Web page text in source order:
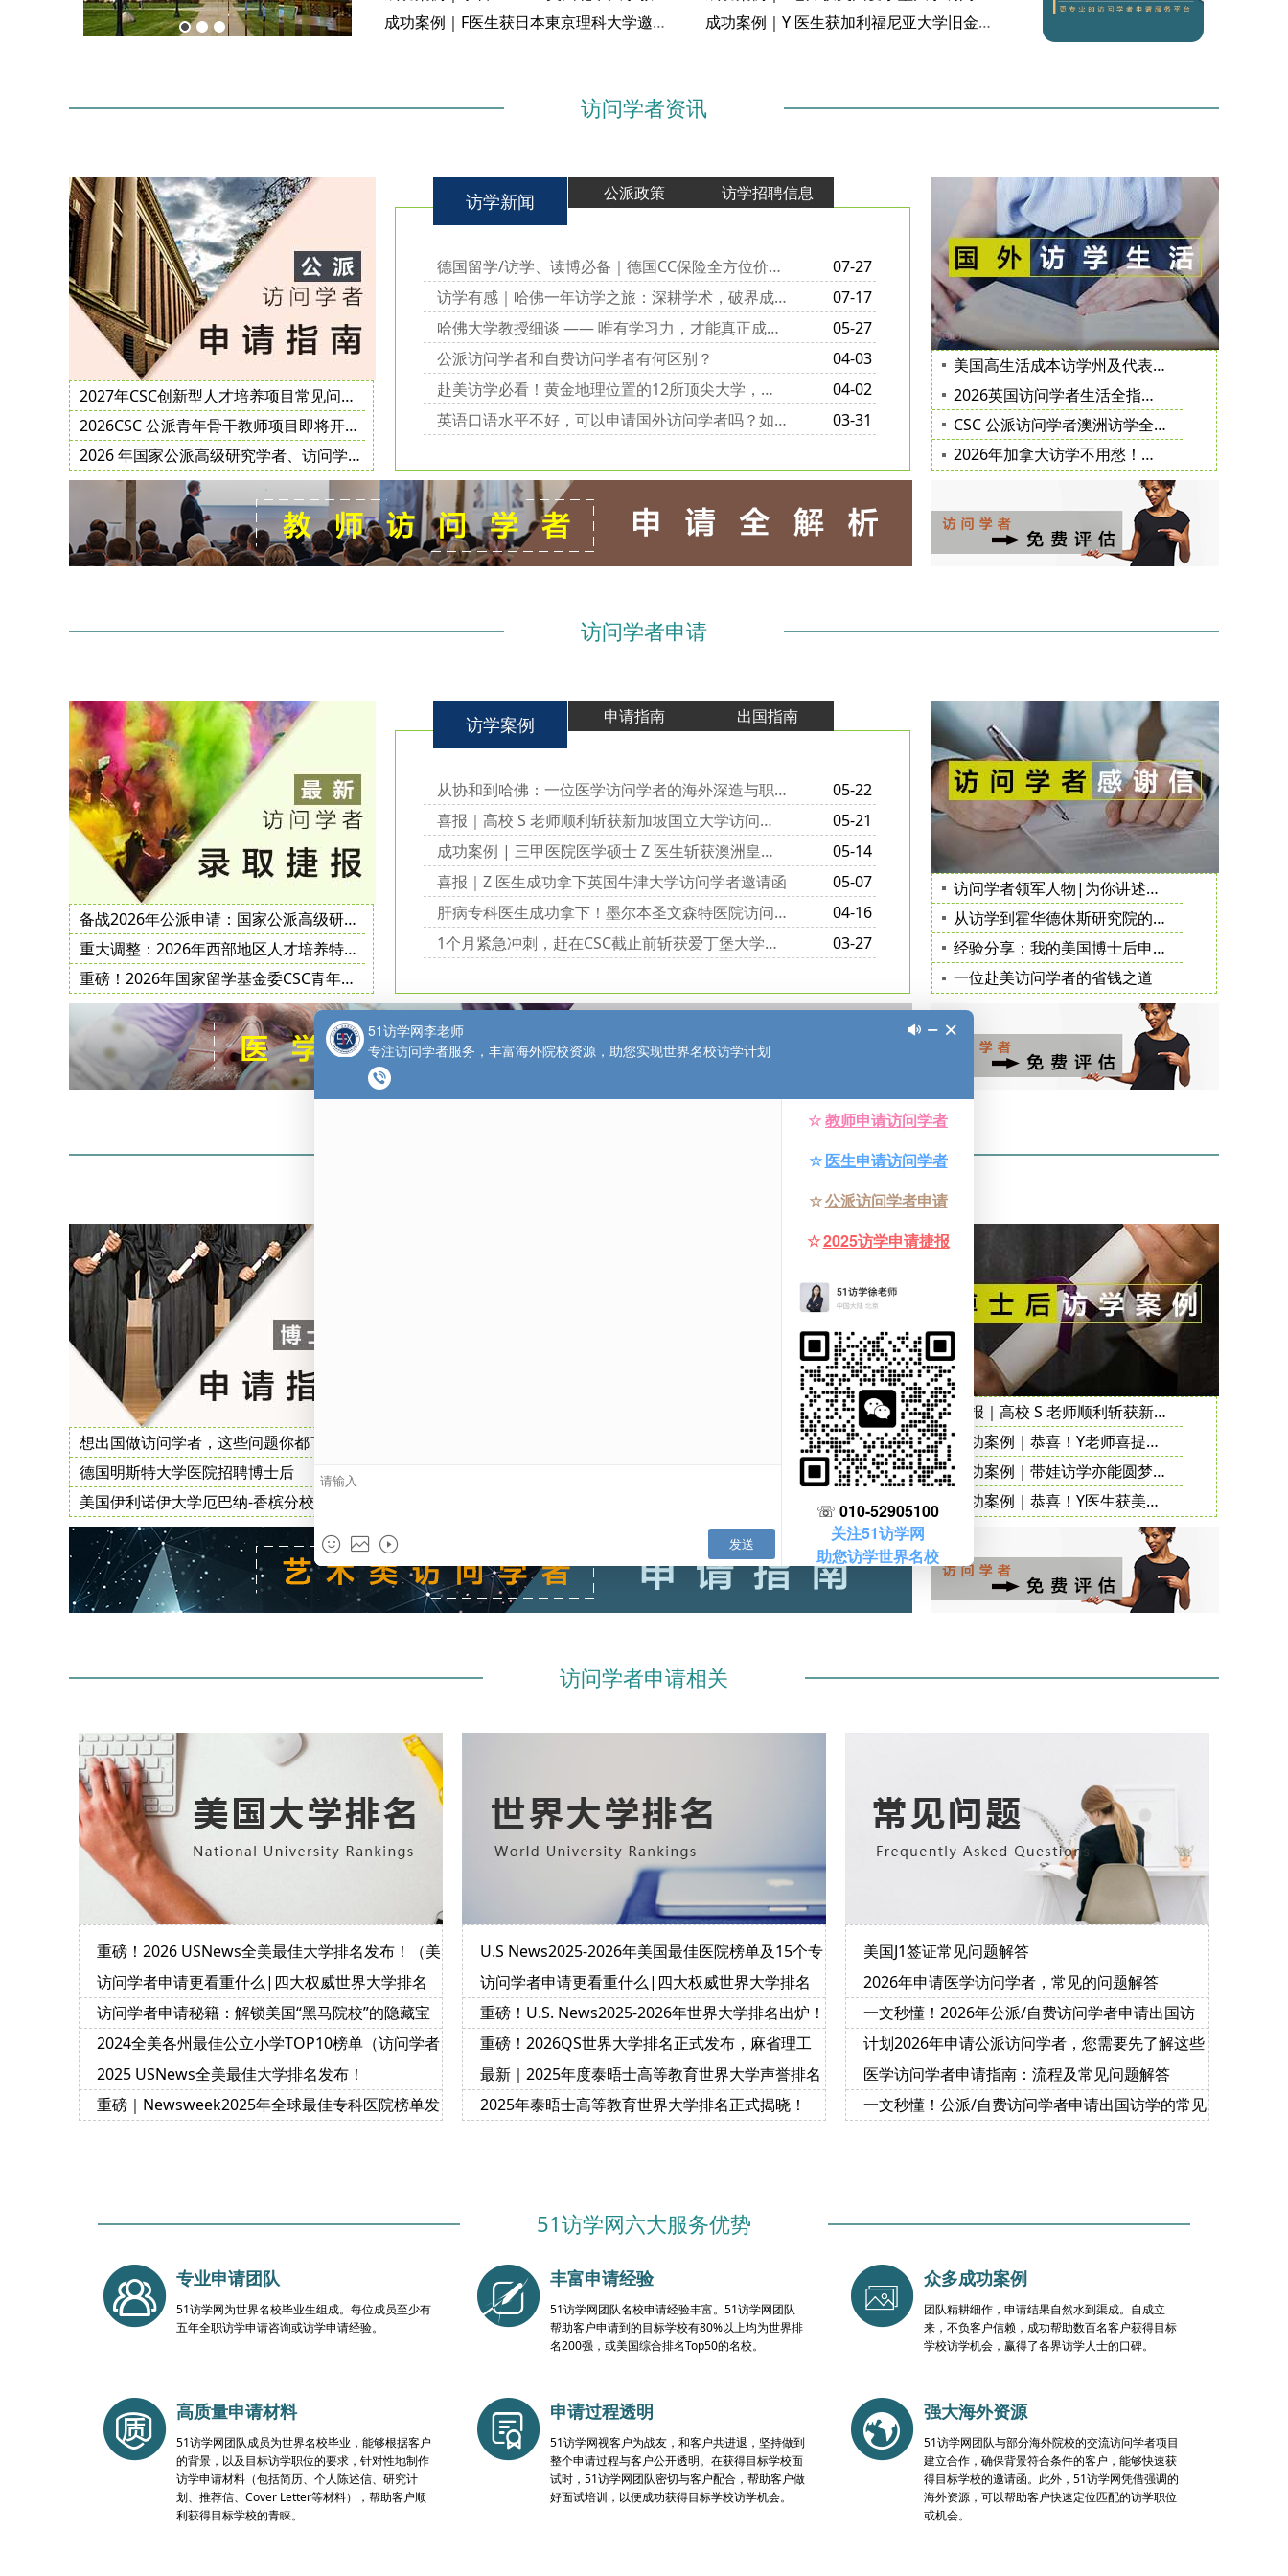
成功案例｜F医生获日本東京理科大学邀请函
成功案例｜Y 医生获加利福尼亚大学旧金山分校邀请函
访问学者资讯
2027年CSC创新型人才培养项目常见问题解答及公派访学邀请函获取指南
2026CSC 公派青年骨干教师项目即将开启，申报要点攻略查收！
2026 年国家公派高级研究学者、访问学者、博士后项目选派规模更新!
访学新闻 公派政策 访学招聘信息
德国留学/访学、读博必备｜德国CC保险全方位价值解析
07-27
访学有感｜哈佛一年访学之旅：深耕学术，破界成长
07-17
哈佛大学教授细谈 —— 唯有学习力，才能真正成为 “顶尖学霸”
05-27
公派访问学者和自费访问学者有何区别？
04-03
赴美访学必看！黄金地理位置的12所顶尖大学，学术与生活双赢
04-02
英语口语水平不好，可以申请国外访问学者吗？如何才能顺利过关？
03-31
美国高生活成本访学州及代表城市、院校汇总（适合访问学者参考）
2026英国访问学者生活全指南（签证、租房、子女入学、保险医疗）
CSC 公派访问学者澳洲访学全攻略（澳洲bupa保险、签证、院校、日常）
2026年加拿大访学不用愁！超全出行指南
访问学者申请
备战2026年公派申请：国家公派高级研究学者、访问学者、博士后项目常见问题解答
重大调整：2026年西部地区人才培养特别项目、地方合作项目地方创新子项目实施办法
重磅！2026年国家留学基金委CSC青年骨干教师项目选派指南公布
访学案例 申请指南 出国指南
从协和到哈佛：一位医学访问学者的海外深造与职业进阶之路
05-22
喜报｜高校 S 老师顺利斩获新加坡国立大学访问学者邀请函
05-21
成功案例 | 三甲医院医学硕士 Z 医生斩获澳洲皇家墨尔本医院访学邀请函
05-14
喜报｜Z 医生成功拿下英国牛津大学访问学者邀请函
05-07
肝病专科医生成功拿下！墨尔本圣文森特医院访问学者邀请函到手
04-16
1个月紧急冲刺，赶在CSC截止前斩获爱丁堡大学访问学者邀请函
03-27
访问学者领军人物|为你讲述赴美经历的诸多益处
从访学到霍华德休斯研究院的科学家选拔
经验分享：我的美国博士后申请历程
一位赴美访问学者的省钱之道
德国明斯特大学医院招聘博士后
博后招聘信息
12-02
11-25
08-12
06-23
06-05
06-04
喜报｜高校 S 老师顺利斩获新加坡国立大学访问学者邀请函
成功案例｜恭喜！Y老师喜提不列颠哥伦比亚大学邀请函
成功案例｜带娃访学亦能圆梦！S 医生顺利拿下梅奥诊所访问学者邀请函
成功案例｜恭喜！Y医生获美国梅奥诊所访问学者邀请函
访问学者申请相关
重磅！2026 USNews全美最佳大学排名发布！（美
国访学必读）
访问学者申请更看重什么|四大权威世界大学排名
榜的评价指标及侧重点
访问学者申请秘籍：解锁美国“黑马院校”的隐藏宝
藏
2024全美各州最佳公立小学TOP10榜单（访问学者
带娃赴美访学参考）
2025 USNews全美最佳大学排名发布！
重磅｜Newsweek2025年全球最佳专科医院榜单发
U.S News2025-2026年美国最佳医院榜单及15个专
科排名
访问学者申请更看重什么|四大权威世界大学排名
榜的评价指标及侧重点
重磅！U.S. News2025-2026年世界大学排名出炉！
重磅！2026QS世界大学排名正式发布，麻省理工
学院连续第14年位居榜首
最新｜2025年度泰晤士高等教育世界大学声誉排名
正式揭晓！
2025年泰晤士高等教育世界大学排名正式揭晓！
美国J1签证常见问题解答
2026年申请医学访问学者，常见的问题解答
一文秒懂！2026年公派/自费访问学者申请出国访
学的常见问题解答
计划2026年申请公派访问学者，您需要先了解这些
重点……
医学访问学者申请指南：流程及常见问题解答
一文秒懂！公派/自费访问学者申请出国访学的常见
51访学网六大服务优势
专业申请团队
51访学网为世界名校毕业生组成。每位成员至少有
五年全职访学申请咨询或访学申请经验。
丰富申请经验
51访学网团队名校申请经验丰富。51访学网团队
帮助客户申请到的目标学校有80%以上均为世界排
名200强，或美国综合排名Top50的名校。
众多成功案例
团队精耕细作，申请结果自然水到渠成。自成立
来，不负客户信赖，成功帮助数百名客户获得目标
学校访学机会，赢得了各界访学人士的口碑。
高质量申请材料
51访学网团队成员为世界名校毕业，能够根据客户
的背景，以及目标访学职位的要求，针对性地制作
访学申请材料（包括简历、个人陈述信、研究计
划、推荐信、Cover Letter等材料），帮助客户顺
利获得目标学校的青睐。
申请过程透明
51访学网视客户为战友，和客户共进退，坚持做到
整个申请过程与客户公开透明。在获得目标学校面
试时，51访学网团队密切与客户配合，帮助客户做
好面试培训，以便成功获得目标学校访学机会。
强大海外资源
51访学网团队与部分海外院校的交流访问学者项目
建立合作，确保背景符合条件的客户，能够快速获
得目标学校的邀请函。此外，51访学网凭借强调的
海外资源，可以帮助客户快速定位匹配的访学职位
或机会。